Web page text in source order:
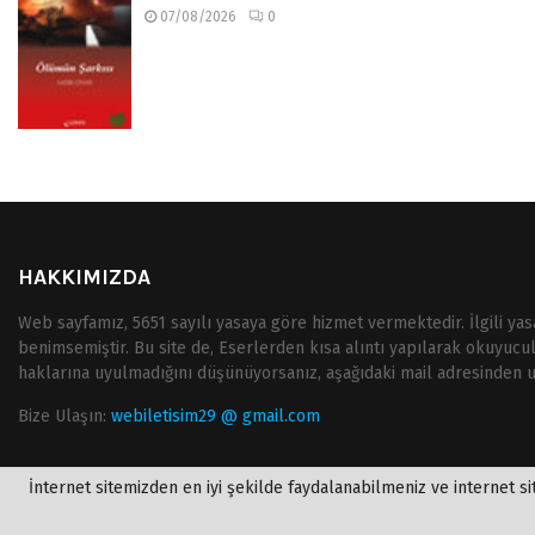
07/08/2026 0
HAKKIMIZDA
Web sayfamız, 5651 sayılı yasaya göre hizmet vermektedir. İlgili
benimsemiştir. Bu site de, Eserlerden kısa alıntı yapılarak
haklarına uyulmadığını düşünüyorsanız, aşağıdaki mail
Bize Ulaşın: webiletisim29 @ gmail.com
İnternet sitemizden en iyi şekilde faydalanabilmeniz ve internet